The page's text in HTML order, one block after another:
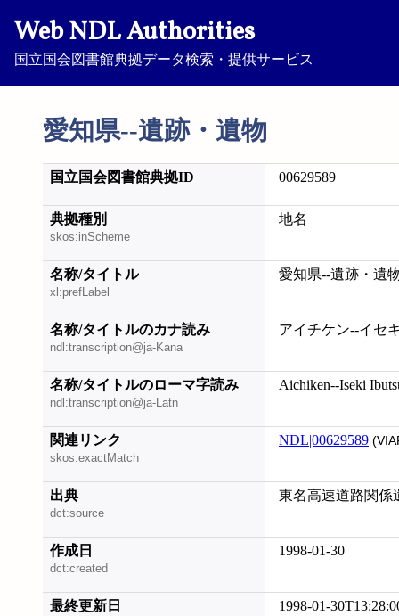
Web NDL Authorities
国立国会図書館典拠データ検索・提供サービス
愛知県--遺跡・遺物
国立国会図書館典拠ID 00629589
典拠種別
skos:inScheme
地名
名称/タイトル
xl:prefLabel
愛知県--遺跡・遺
名称/タイトルのカナ読み
ndl:transcription@ja-Kana
アイチケン--イセ
名称/タイトルのローマ字読み
ndl:transcription@ja-Latn
Aichiken--Iseki
関連リンク
skos:exactMatch
NDL|00629589
出典
dct:source
東名高速道路関係
作成日
dct:created
1998-01-30
最終更新日 1998-01-